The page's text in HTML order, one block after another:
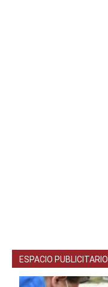
ESPACIO PUBLICITARIO